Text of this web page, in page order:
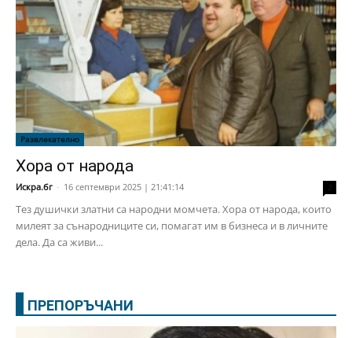
Развлекателно
Хора от народа
Искра.бг - 16 септември 2025 | 21:41:14
Тез душички златни са народни момчета. Хора от народа, които
милеят за сънародниците си, помагат им в бизнеса и в личните
дела. Да са живи...
ПРЕПОРЪЧАНИ